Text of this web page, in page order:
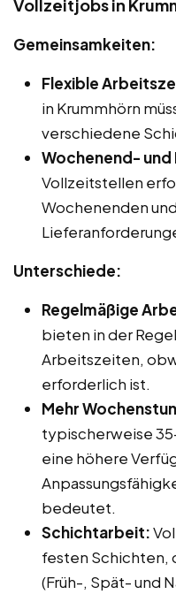
Vollzeitjobs in
Gemeinsamkeiten:
Flexible
in Krummhörn
verschiedene
Wochenend-
Vollzeitstellen
Wochenenden
Unterschiede:
Regelmäßige
bieten in der
Arbeitszeiten,
erforderlich ist.
Mehr
typischerweise
eine höhere
bedeutet.
Schichtarbeit:
festen Schichten,
(Früh-, Spät- und